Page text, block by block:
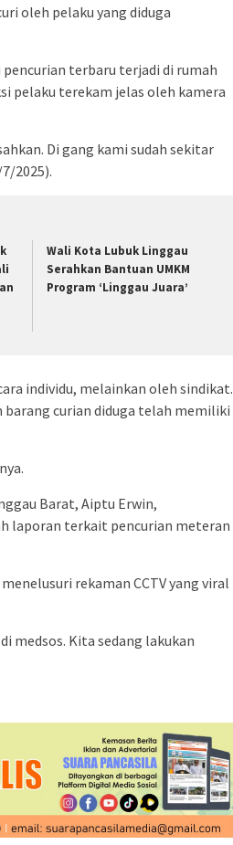
oleh pelaku yang diduga
terbaru terjadi di rumah
pelaku terekam jelas oleh kamera
Di gang kami sudah sekitar
2025).
Wali Kota Lubuk Linggau
Serahkan Bantuan UMKM
Program ‘Linggau Juara’
individu, melainkan oleh sindikat.
barang curian diduga telah memiliki
Barat, Aiptu Erwin,
laporan terkait pencurian meteran
rekaman CCTV yang viral
medsos. Kita sedang lakukan